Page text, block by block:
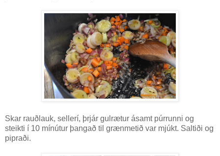
Skar rauðlauk, sellerí, þrjár gulrætur ásamt púrrunni og
steikti í 10 mínútur þangað til grænmetið var mjúkt. Saltiði og
pipraði.